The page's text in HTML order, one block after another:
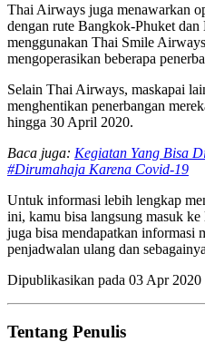
Thai Airways juga menawarkan
dengan rute Bangkok-Phuket
menggunakan Thai Smile
mengoperasikan beberapa
Selain Thai Airways, maskapai
menghentikan penerbangan
hingga 30 April 2020.
Baca juga: Kegiatan Yang Bisa
#Dirumahaja Karena Covid-19
Untuk informasi lebih lengkap
ini, kamu bisa langsung masuk ke
juga bisa mendapatkan informasi
penjadwalan ulang dan
Dipublikasikan pada 03 Apr 2020
Tentang Penulis